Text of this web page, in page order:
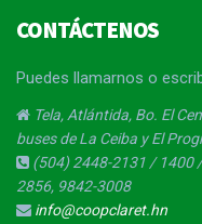
CONTÁCTENOS
Puedes llamarnos o
Tela, Atlántida, Bo. El
buses de La Ceiba y El
(504) 2448-2131 / 1400
2856, 9842-3008
info@coopclaret.hn